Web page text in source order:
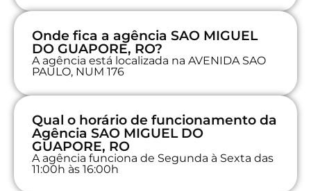
Onde fica a agência SAO MIGUEL
DO GUAPORE, RO?
A agência está localizada na AVENIDA SAO
PAULO, NUM 176
Qual o horário de funcionamento da
Agência SAO MIGUEL DO
GUAPORE, RO
A agência funciona de Segunda à Sexta das
11:00h às 16:00h